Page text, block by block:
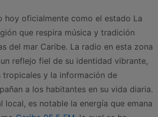
hoy oficialmente como el estado La
que respira música y tradición
del mar Caribe. La radio en esta zona
reflejo fiel de su identidad vibrante,
tropicales y la información de
a los habitantes en su vida diaria.
local, es notable la energía que emana